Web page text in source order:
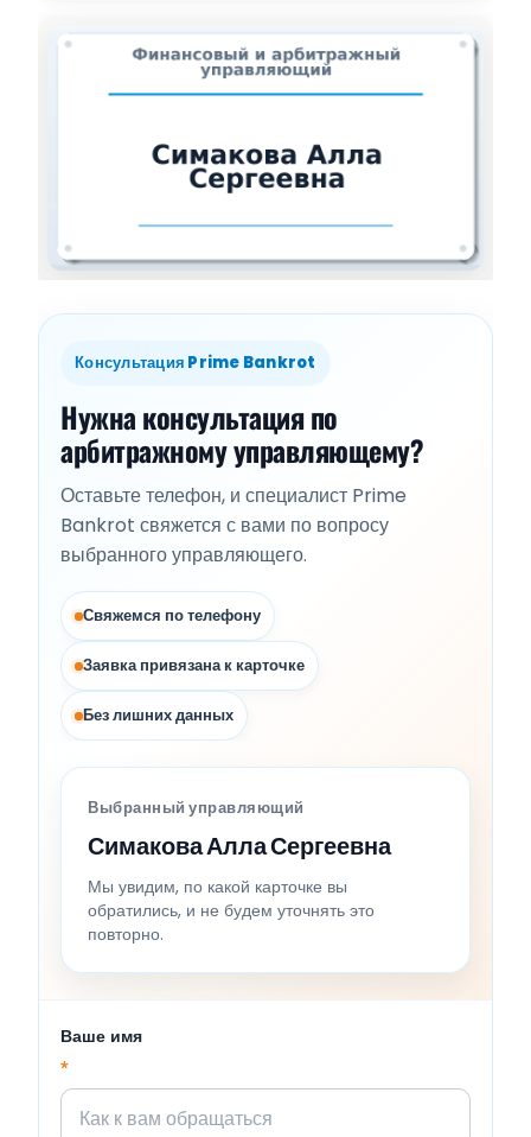
Консультация Prime Bankrot
Нужна консультация по
арбитражному управляющему?
Оставьте телефон, и специалист Prime
Bankrot свяжется с вами по вопросу
выбранного управляющего.
Свяжемся по телефону
Заявка привязана к карточке
Без лишних данных
Выбранный управляющий
Симакова Алла Сергеевна
Мы увидим, по какой карточке вы
обратились, и не будем уточнять это
повторно.
Ваше имя
*